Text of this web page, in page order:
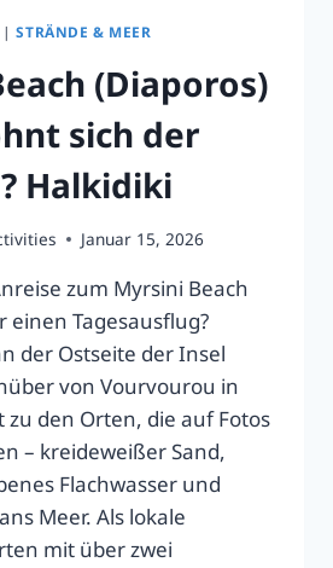
|STRÄNDE & MEER
(Diaporos)
sich der
Halkidiki
Januar 15, 2026
zum Myrsini Beach
einen Tagesausflug?
der Ostseite der Insel
von Vourvourou in
den Orten, die auf Fotos
– kreideweißer Sand,
Flachwasser und
Meer. Als lokale
mit über zwei